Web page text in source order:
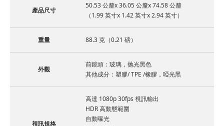
產品尺寸
50.53 公釐x 36.05 公釐x 74.58 公釐
（1.99 英寸x 1.42 英寸x 2.94 英寸）
重量 88.3 克（0.21 磅）
外觀
前鏡頭：玻璃，抛光黑色
其他成分：塑膠/ TPE /橡膠，啞光黑
視訊規格
高達 1080p 30fps 視訊輸出
HDR 高動態範圍
自動曝光